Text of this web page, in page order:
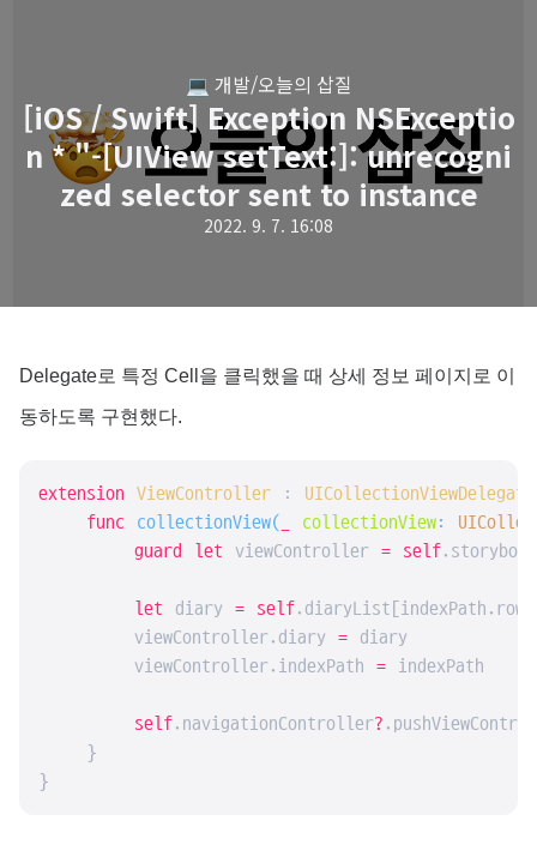
💻 개발/오늘의 삽질
[iOS / Swift] Exception NSExceptio
n * "-[UIView setText:]: unrecogni
zed selector sent to instance
2022. 9. 7. 16:08
Delegate로 특정 Cell을 클릭했을 때 상세 정보 페이지로 이
동하도록 구현했다.
extension ViewController : UICollectionViewDelegate
func
collectionView( collectionView:
guard
let viewController = self
let diary = self.diaryList[indexPath.row]
        viewController.diary
= diary
        viewController.indexPath
= indexPath
self.navigationController?
    }
}